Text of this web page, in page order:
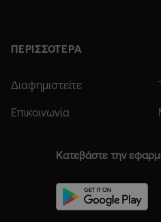
ΠΕΡΙΣΣΟΤΕΡΑ
Διαφημιστείτε
Επικοινωνία
Κατεβάστε την